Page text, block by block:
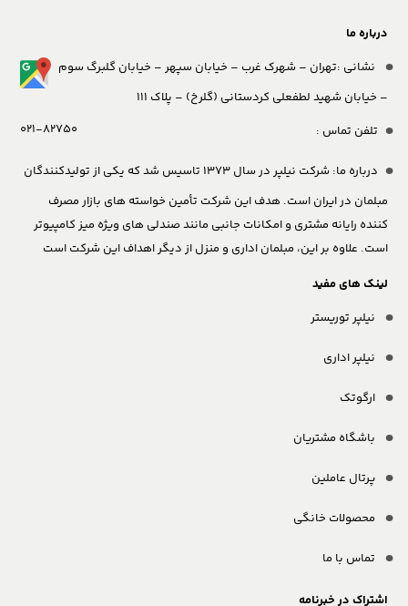
درباره ما
نشانی :تهران – شهرک غرب – خیابان سپهر – خیابان گلبرگ سوم
– خیابان شهید لطفعلی کردستانی (گلرخ) – پلاک 111
تلفن تماس :
021-82750
درباره ما:
شرکت نیلپر در سال 1373 تاسیس شد که یکی از تولیدکنندگان
مبلمان در ایران است. هدف این شرکت تأمین خواسته های بازار مصرف
کننده رایانه مشتری و امکانات جانبی مانند صندلی های ویژه میز کامپیوتر
است. علاوه بر این، مبلمان اداری و منزل از دیگر اهداف این شرکت است
لینک های مفید
نیلپر توریستر
نیلپر اداری
ارگوتک
باشگاه مشتریان
پرتال عاملین
محصولات خانگی
تماس با ما
اشتراک در خبرنامه